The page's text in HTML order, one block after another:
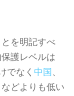
を明記すべ
護レベルは
でなく 中国 、
どよりも低い